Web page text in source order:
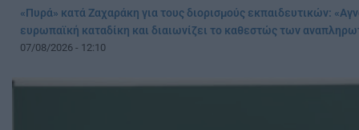
«Πυρά» κατά Ζαχαράκη για τους διορισμούς εκπαιδευτικών:
ευρωπαϊκή καταδίκη και διαιωνίζει το καθεστώς των
07/08/2026 - 12:10